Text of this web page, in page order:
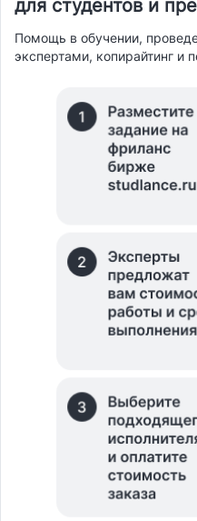
для студентов и
Помощь в обучении,
экспертами, копирайтинг и